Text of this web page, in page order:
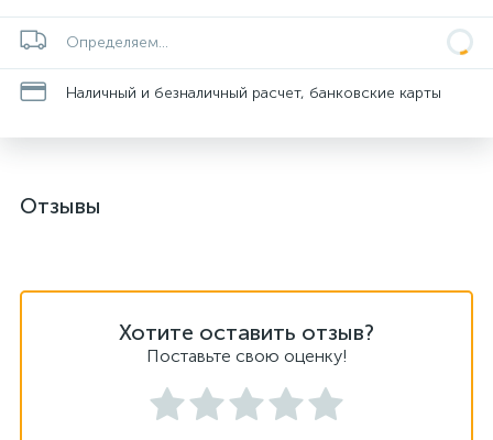
Определяем...
Наличный и безналичный расчет, банковские карты
Отзывы
Хотите оставить отзыв?
Поставьте свою оценку!